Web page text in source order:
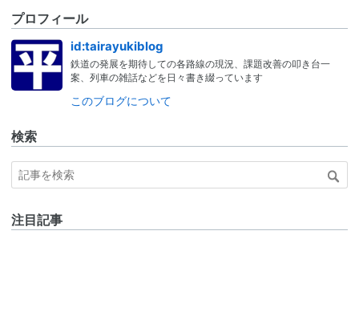
プロフィール
id:tairayukiblog
鉄道の発展を期待しての各路線の現況、課題改善の叩き台一
案、列車の雑話などを日々書き綴っています
このブログについて
検索
注目記事